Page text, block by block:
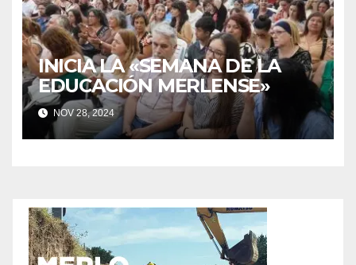
INICIA LA «SEMANA DE LA
EDUCACIÓN MERLENSE»
NOV 28, 2024